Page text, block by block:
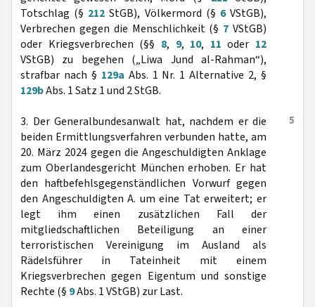
Totschlag (§ 212 StGB), Völkermord (§ 6VStGB),
Verbrechen gegen die Menschlichkeit (§ 7 VStGB)
oder Kriegsverbrechen (§§ 8, 9, 10, 11 oder 12
VStGB) zu begehen („Liwa Jund al-Rahman“),
strafbar nach § 129a Abs. 1 Nr. 1 Alternative 2, §
129bAbs. 1 Satz 1 und 2 StGB.
5
3. Der Generalbundesanwalt hat, nachdem er die
beiden Ermittlungsverfahren verbunden hatte, am
20. März 2024 gegen die Angeschuldigten Anklage
zum Oberlandesgericht München erhoben. Er hat
den haftbefehlsgegenständlichen Vorwurf gegen
den Angeschuldigten A. um eine Tat erweitert; er
legt ihm einen zusätzlichen Fall der
mitgliedschaftlichen Beteiligung an einer
terroristischen Vereinigung im Ausland als
Rädelsführer in Tateinheit mit einem
Kriegsverbrechen gegen Eigentum und sonstige
Rechte (§ 9Abs. 1 VStGB) zur Last.